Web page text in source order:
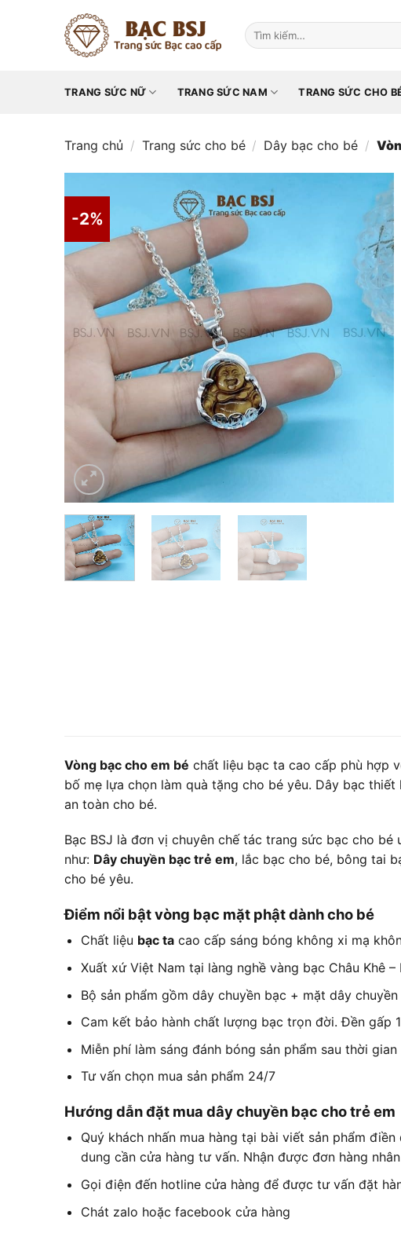
Tìm
kiếm:
TRANG SỨC NỮ TRANG SỨC NAM TRANG SỨC CHO
Trang chủ / Trang sức cho bé / Dây bạc cho bé /
-2%
Vòng bạc cho em bé chất liệu bạc ta cao cấp phù hợp
bố mẹ lựa chọn làm quà tặng cho bé yêu. Dây bạc
an toàn cho bé.
Bạc BSJ là đơn vị chuyên chế tác trang sức bạc cho
như: Dây chuyền bạc trẻ em, lắc bạc cho bé, bông tai
cho bé yêu.
Điểm nổi bật vòng bạc mặt phật dành cho bé
Chất liệu bạc tacao cấp sáng bóng không xi mạ
Xuất xứ Việt Nam tại làng nghề vàng bạc Châu Khê –
Bộ sản phẩm gồm dây chuyền bạc + mặt dây chuyền
Cam kết bảo hành chất lượng bạc trọn đời. Đền gấp
Miễn phí làm sáng đánh bóng sản phẩm sau thời gian
Tư vấn chọn mua sản phẩm 24/7
Hướng dẫn đặt mua dây chuyền bạc cho trẻ em
Quý khách nhấn mua hàng tại bài viết sản phẩm
dung cần cửa hàng tư vấn. Nhận được đơn hàng
Gọi điện đến hotline cửa hàng để được tư vấn đặt
Chát zalo hoặc facebook cửa hàng